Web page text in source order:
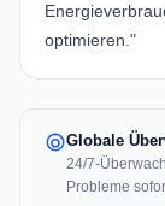
optimieren."
Globale
24/7-
Probleme